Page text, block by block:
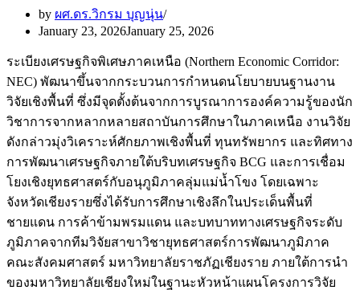
by ผศ.ดร.วิกรม บุญนุ่น
January 23, 2026January 25, 2026
ระเบียงเศรษฐกิจพิเศษภาคเหนือ (Northern Economic Corridor:
NEC) พัฒนาขึ้นจากกระบวนการกำหนดนโยบายบนฐานงาน
วิจัยเชิงพื้นที่ ซึ่งมีจุดตั้งต้นจากการบูรณาการองค์ความรู้ของนัก
วิชาการจากหลากหลายสถาบันการศึกษาในภาคเหนือ งานวิจัย
ดังกล่าวมุ่งวิเคราะห์ศักยภาพเชิงพื้นที่ ทุนทรัพยากร และทิศทาง
การพัฒนาเศรษฐกิจภายใต้บริบทเศรษฐกิจ BCG และการเชื่อม
โยงเชิงยุทธศาสตร์กับอนุภูมิภาคลุ่มแม่น้ำโขง โดยเฉพาะ
จังหวัดเชียงรายซึ่งได้รับการศึกษาเชิงลึกในประเด็นพื้นที่
ชายแดน การค้าข้ามพรมแดน และบทบาททางเศรษฐกิจระดับ
ภูมิภาคจากทีมวิจัยสาขาวิชายุทธศาสตร์การพัฒนาภูมิภาค
คณะสังคมศาสตร์ มหาวิทยาลัยราชภัฏเชียงราย ภายใต้การนำ
ของมหาวิทยาลัยเชียงใหม่ในฐานะหัวหน้าแผนโครงการวิจัย